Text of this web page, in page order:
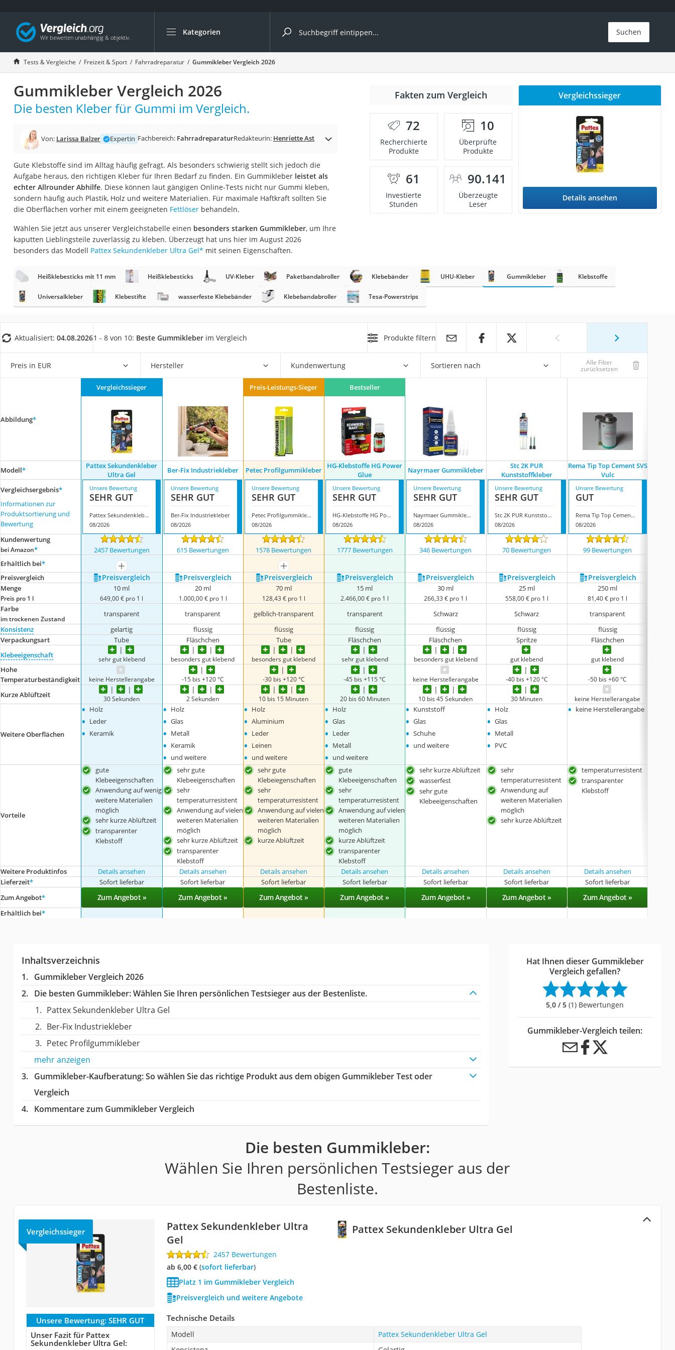
Kategorien
Die beliebtesten Vergleiche nach Kategorie
Freizeit & Sport
Gartentrampolin
Trampolin
Metalldetektor
Eufab-Fahrradträger
Trampolin 366 cm
Aluminium-Koffer
Futterboot
Air Bike
Trekkingschuhe Herren
Reisetasche mit Rollen
Koffer
Nachtsichtgerät
Wanderschuhe Herren
Sicherheitsweste Reiten
Suchen
Tests & Vergleiche Freizeit & Sport Fahrradreparatur Gummikleber Vergleich 2026
Gummikleber Vergleich 2026
Die besten Kleber für Gummi im Vergleich.
Von: Larissa Balzer Expertin Fachbereich: FahrradreparaturRedakteurin: Henriette Ast
Gute Klebstoffe sind im Alltag häufig gefragt. Als besonders schwierig stellt sich jedoch die
Aufgabe heraus, den richtigen Kleber für Ihren Bedarf zu finden. Ein Gummikleber leistet als
echter Allrounder Abhilfe. Diese können laut gängigen Online-Tests nicht nur Gummi kleben,
sondern häufig auch Plastik, Holz und weitere Materialien. Für maximale Haftkraft sollten Sie
die Oberflächen vorher mit einem geeigneten Fettlöserbehandeln.
Wählen Sie jetzt aus unserer Vergleichstabelle einen besonders starken Gummikleber, um Ihre
kaputten Lieblingsteile zuverlässig zu kleben. Überzeugt hat uns hier im August 2026
besonders das Modell Pattex Sekundenkleber Ultra Gel* mit seinen Eigenschaften.
Fakten zum Vergleich
72
Recherchierte
Produkte
10
Überprüfte
Produkte
61
Investierte
Stunden
90.141
Überzeugte
Leser
Vergleichssieger
Details ansehen
Heißklebesticks mit 11 mm Heißklebesticks UV-Kleber Paketbandabroller Klebebänder UHU-Kleber Gummikleber Klebstoffe
Universalkleber Klebestifte wasserfeste Klebebänder Klebebandabroller Tesa-Powerstrips
Aktualisiert: 04.08.20261 - 8 von 10: Beste Gummikleber im Vergleich Produkte filtern
Preis in EUR Hersteller Kundenwertung Sortieren nach Alle Filter
zurücksetzen
Abbildung*
Vergleichssieger Preis-Leistungs-Sieger Bestseller
Modell*
Pattex Sekundenkleber
Ultra Gel
Ber-Fix Industriekleber Petec Profilgummikleber
HG-Klebstoffe HG Power
Glue
Nayrmaer Gummikleber
Stc 2K PUR
Kunststoffkleber
Rema Tip Top Cement SVS
Vulc
Vergleichsergebnis*
Informationen zur
Produktsortierung und
Bewertung
Unsere Bewertung
SEHR GUT
Pattex Sekundenkleber Ultra Gel
08/2026
Unsere Bewertung
SEHR GUT
Ber-Fix Industriekleber
08/2026
Unsere Bewertung
SEHR GUT
Petec Profilgummikleber
08/2026
Unsere Bewertung
SEHR GUT
HG-Klebstoffe HG Power Glue
08/2026
Unsere Bewertung
SEHR GUT
Nayrmaer Gummikleber
08/2026
Unsere Bewertung
SEHR GUT
Stc 2K PUR Kunststoffkleber
08/2026
Unsere Bewertung
GUT
Rema Tip Top Cement SVS Vulc
08/2026
Kundenwertung
bei Amazon* 2457 Bewertungen 615 Bewertungen 1578 Bewertungen 1777 Bewertungen 346 Bewertungen 70 Bewertungen 99 Bewertungen
Erhältlich bei*
mehr anzeigen
mehr anzeigen
Preis­vergleich
Preis­vergleich Preis­vergleich Preis­vergleich Preis­vergleich Preis­vergleich Preis­vergleich Preis­vergleich
Menge
Preis pro 1 l
10 ml
649,00 € pro 1 l
20 ml
1.000,00 € pro 1 l
70 ml
128,43 € pro 1 l
15 ml
2.466,00 € pro 1 l
30 ml
266,33 € pro 1 l
25 ml
558,00 € pro 1 l
250 ml
81,40 € pro 1 l
Farbe
im trockenen Zustand
transparent transparent gelblich-transparent transparent Schwarz Schwarz
transparent
Konsistenz
gelartig flüssig flüssig flüssig flüssig flüssig
flüssig
Verpackungsart
Tube Fläschchen Tube Fläschchen Fläschchen Spritze
Fläschchen
Klebeeigenschaft
sehr gut klebend besonders gut klebend besonders gut klebend sehr gut klebend besonders gut klebend gut klebend gut klebend
Hohe
Temperaturbeständigkeit
keine Herstellerangabe -15 bis +120 °C -30 bis +120 °C -45 bis +115 °C keine Herstellerangabe -40 bis +120 °C -50 bis +60 °C
Kurze Ablüftzeit 30 Sekunden 2 Sekunden 10 bis 15 Minuten 20 bis 60 Minuten 10 bis 45 Sekunden 30 Minuten keine Herstellerangabe
Weitere Oberflächen
• Holz
• Leder
• Keramik
• Holz
• Glas
• Metall
• Keramik
• und weitere
• Holz
• Aluminium
• Leder
• Leinen
• und weitere
• Holz
• Glas
• Leder
• Metall
• und weitere
• Kunststoff
• Glas
• Schuhe
• und weitere
• Holz
• Glas
• Metall
• PVC
• keine Herstellerangabe
Vorteile
gute
Klebeeigenschaften
Anwendung auf wenig
weitere Materialien
möglich
sehr kurze Ablüftzeit
transparenter
Klebstoff
sehr gute
Klebeeigenschaften
sehr
temperaturresistent
Anwendung auf vielen
weiteren Materialien
möglich
sehr kurze Ablüftzeit
transparenter
Klebstoff
sehr gute
Klebeiegenschaften
sehr
temperaturresistent
Anwendung auf vielen
weiteren Materialien
möglich
kurze Ablüftzeit
gute
Klebeeigenschaften
sehr
temperaturresistent
Anwendung auf vielen
weiteren Materialien
möglich
kurze Ablüftzeit
transparenter
Klebstoff
sehr kurze Ablüftzeit
wasserfest
sehr gute
Klebeeigenschaften
sehr
temperaturresistent
Anwendung auf
weiteren Materialien
möglich
sehr kurze Ablüftzeit
temperaturresistent
transparenter
Klebstoff
Weitere Produktinfos Details ansehen Details ansehen Details ansehen Details ansehen Details ansehen Details ansehen Details ansehen
Lieferzeit* Sofort lieferbar Sofort lieferbar Sofort lieferbar Sofort lieferbar Sofort lieferbar Sofort lieferbar Sofort lieferbar
Zum Angebot* Zum Angebot » Zum Angebot » Zum Angebot » Zum Angebot » Zum Angebot » Zum Angebot » Zum Angebot »
Erhältlich bei*
Inhaltsverzeichnis
Gummikleber Vergleich 2026
Die besten Gummikleber:Wählen Sie Ihren persönlichen Testsieger aus der Bestenliste.
Pattex Sekundenkleber Ultra Gel
Ber-Fix Industriekleber
Petec Profilgummikleber
mehr anzeigen
Gummikleber-Kaufberatung: So wählen Sie das richtige Produkt aus dem obigen Gummikleber Test oder
Vergleich
Kommentare zum Gummikleber Vergleich
Hat Ihnen dieser Gummikleber
Vergleich gefallen?
5,0 / 5 (1) Bewertungen
Gummikleber-Vergleich teilen:
Die besten Gummikleber:
Wählen Sie Ihren persönlichen Testsieger aus der
Bestenliste.
Pattex Sekundenkleber Ultra Gel
Vergleichssieger
Pattex Sekundenkleber Ultra
Gel
2457 Bewertungen
ab 6,00 €( Sofort lieferbar)
Platz 1 im Gummikleber Vergleich
Preisvergleich und weitere Angebote
Unsere Bewertung: SEHR GUT
Unser Fazit für Pattex
Sekundenkleber Ultra Gel:
Technische Details
Modell
Pattex Sekundenkleber Ultra Gel